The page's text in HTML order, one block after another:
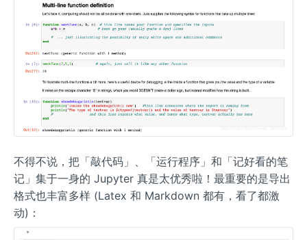
不得不说，把「敲代码」、「运行程序」和「记好看的笔
记」集于一身的 Jupyter 真是太优秀啦！最重要的是导出
格式也丰富多样 (Latex 和 Markdown 都有，看了都激
动)：